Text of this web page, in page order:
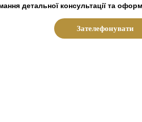
детальної консультації та
Зателефонувати